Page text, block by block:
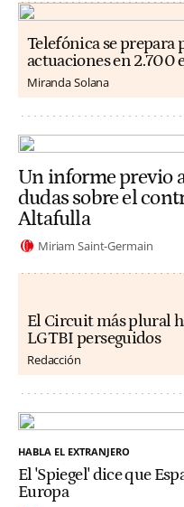
Telefónica se prepara
actuaciones en 2.700
Miranda Solana
Un informe previo
dudas sobre el
Altafulla
Miriam Saint-Germain
El Circuit más plural
LGTBI perseguidos
Redacción
HABLA EL EXTRANJERO
El 'Spiegel' dice que
Europa